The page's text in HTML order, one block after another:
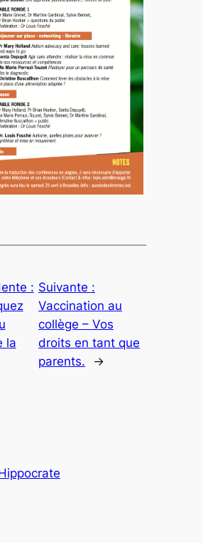
:
la
Suivante :
Vaccination au
collège – Vos
droits en tant que
parents.
→